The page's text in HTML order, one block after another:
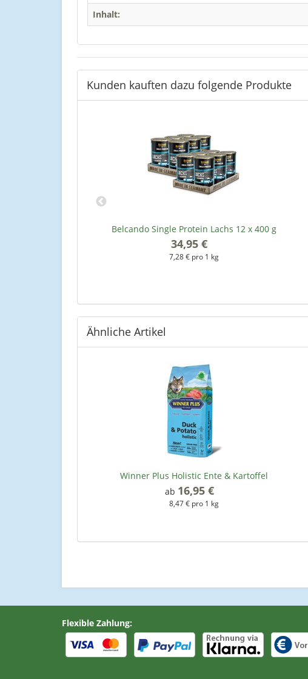
Inhalt:
Kunden kauften dazu folgende Produkte
Belcando Single Protein Lachs 12 x 400 g
34,95 €
7,28 € pro 1 kg
Ähnliche Artikel
Winner Plus Holistic Ente & Kartoffel
ab 16,95 €
8,47 € pro 1 kg
Flexible Zahlung: